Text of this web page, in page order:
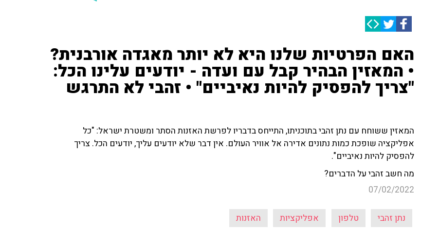
האם הפרטיות שלנו היא לא יותר מאגדה אורבנית?
• המאזין הבהיר קבל עם ועדה - יודעים עלינו הכל:
"צריך להפסיק להיות נאיביים" • זהבי לא התרגש
המאזין ששוחח עם נתן זהבי בתוכניתו, התייחס בדבריו לפרשת האזנות הסתר ומשטרת ישראל: "כל
אפליקציה שופכת כמות נתונים אדירה אל אוויר העולם. אין דבר שלא יודעים עליך, יודעים הכל. צריך
להפסיק להיות נאיביים".
מה חשב זהבי על הדברים?
07/02/2022
נתן זהבי טלפון אפליקציות האזנות